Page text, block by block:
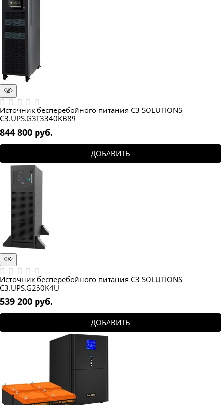
Источник бесперебойного питания C3 SOLUTIONS
C3.UPS.G3T3340KB89
844 800 руб.
ДОБАВИТЬ
Источник бесперебойного питания C3 SOLUTIONS
C3.UPS.G260K4U
539 200 руб.
ДОБАВИТЬ